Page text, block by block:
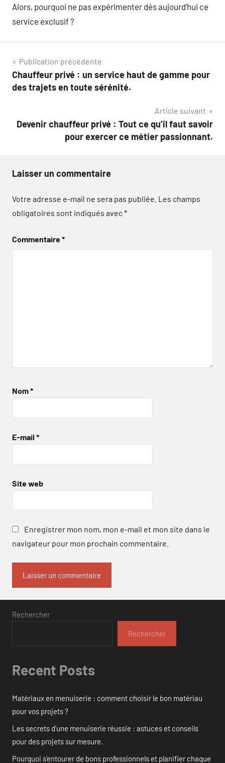
Alors, pourquoi ne pas expérimenter dès aujourd’hui ce
service exclusif ?
Navigation
de
Publication précédente
Chauffeur privé : un service haut de gamme pour
des trajets en toute sérénité.
Article suivant
Devenir chauffeur privé : Tout ce qu’il faut savoir
pour exercer ce métier passionnant.
Laisser un commentaire
Votre adresse e-mail ne sera pas publiée. Les champs
obligatoires sont indiqués avec*
Commentaire*
Nom*
E-mail *
Site web
Enregistrer mon nom, mon e-mail et mon site dans le
navigateur pour mon prochain commentaire.
Rechercher
Rechercher
Recent Posts
Matériaux en menuiserie : comment choisir le bon matériau
pour vos projets ?
Les secrets d’une menuiserie réussie : astuces et conseils
pour des projets sur mesure.
Pourquoi s’entourer de bons professionnels et planifier chaque